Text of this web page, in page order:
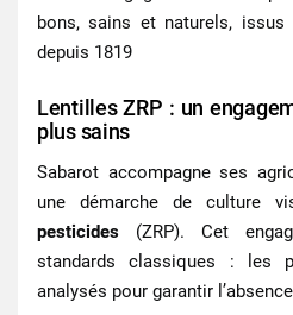
bons, sains et naturels, issus
depuis 1819
Lentilles ZRP : un
plus sains
Sabarot accompagne ses
une démarche de culture
pesticides (ZRP). Cet
standards classiques : les
analysés pour garantir